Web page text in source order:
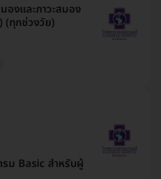
องและภาวะสมอง
(ทุกช่วงวัย)
รม Basic สำหรับผู้